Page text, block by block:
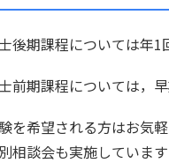
後期課程については年1
前期課程については，
を希望される方はお気
相談会も実施しています